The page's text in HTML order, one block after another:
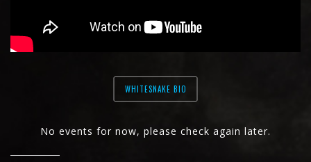
WHITESNAKE BIO
No events for now, please check again later.